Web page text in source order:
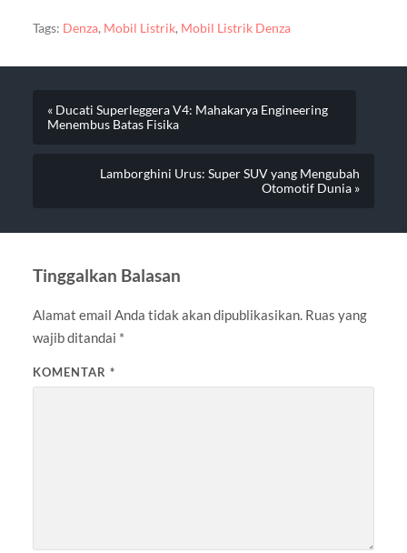
Tags: Denza, Mobil Listrik, Mobil Listrik Denza
« Ducati Superleggera V4: Mahakarya Engineering
Menembus Batas Fisika
Lamborghini Urus: Super SUV yang Mengubah
Otomotif Dunia »
Tinggalkan Balasan
Alamat email Anda tidak akan dipublikasikan. Ruas yang
wajib ditandai *
KOMENTAR *